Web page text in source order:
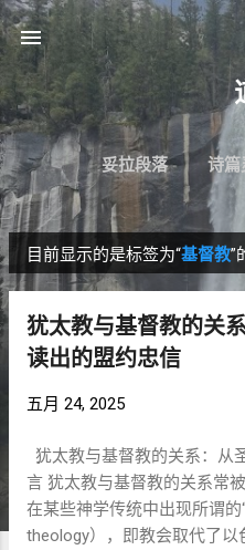
跳至
妥拉段落 诗篇
博
文
目前显示的是标签为“基督教”
犹太教与基督教的关
读出的盟约忠信
五月 24, 2025
犹太教与基督教的关系：从
言 犹太教与基督教的关系常
在某些神学传统中出现所谓
theology），即教会取代了